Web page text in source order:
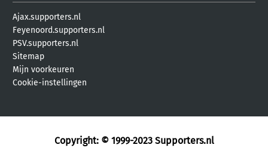
Ajax.supporters.nl
Feyenoord.supporters.nl
PSV.supporters.nl
Sitemap
Mijn voorkeuren
Cookie-instellingen
Copyright: © 1999-2023 Supporters.nl